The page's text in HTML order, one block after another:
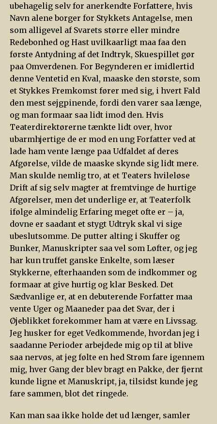
ubehagelig selv for anerkendte Forfattere, hvis
Navn alene borger for Stykkets Antagelse, men
som alligevel af Svarets større eller mindre
Redebonhed og Hast uvilkaarligt maa faa den
første Antydning af det Indtryk, Skuespillet gør
paa Omverdenen. For Begynderen er imidlertid
denne Ventetid en Kval, maaske den største, som
et Stykkes Fremkomst fører med sig, i hvert Fald
den mest sejgpinende, fordi den varer saa længe,
og man formaar saa lidt imod den. Hvis
Teaterdirektørerne tænkte lidt over, hvor
ubarmhjertige de er mod en ung Forfatter ved at
lade ham vente længe paa Udfaldet af deres
Afgørelse, vilde de maaske skynde sig lidt mere.
Man skulde nemlig tro, at et Teaters hvileløse
Drift af sig selv magter at fremtvinge de hurtige
Afgørelser, men det underlige er, at Teaterfolk
ifølge almindelig Erfaring meget ofte er – ja,
dovne er saadant et stygt Udtryk skal vi sige
ubeslutsomme. De putter alting i Skuffer og
Bunker, Manuskripter saa vel som Løfter, og jeg
har kun truffet ganske Enkelte, som læser
Stykkerne, efterhaanden som de indkommer og
formaar at give hurtig og klar Besked. Det
Sædvanlige er, at en debuterende Forfatter maa
vente Uger og Maaneder paa det Svar, der i
Øjeblikket forekommer ham at være en Livssag.
Jeg husker for eget Vedkommende, hvordan jeg i
saadanne Perioder arbejdede mig op til at blive
saa nervøs, at jeg følte en hed Strøm fare igennem
mig, hver Gang der blev bragt en Pakke, der fjernt
kunde ligne et Manuskript, ja, tilsidst kunde jeg
fare sammen, blot det ringede.
Kan man saa ikke holde det ud længer, samler